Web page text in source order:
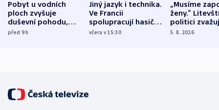
Pobyt u vodních
ploch zvyšuje
duševní pohodu,
ukázala
před 9h
Jiný jazyk i technika.
Ve Francii
spolupracují hasiči z
různých zemí
včera v 15:30
„Musíme
ženy.“
politici
dohodu o
5. 8. 2026